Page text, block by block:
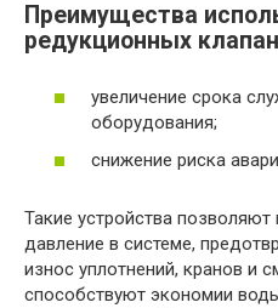
Преимущества
редукционных
увеличение срока
оборудования;
снижение риска
Такие устройства
давление в системе,
износ уплотнений, кранов и
способствуют экономии